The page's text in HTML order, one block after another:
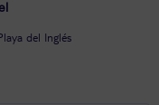
del Inglés